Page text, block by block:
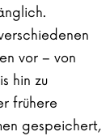
vor – von
hin zu
frühere
gespeichert,